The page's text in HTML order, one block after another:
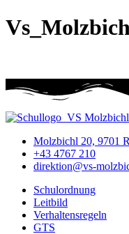
Molzbichl 20, 9701
+43 4767 210
direktion@vs-
Schulordnung
Leitbild
Verhaltensregeln
GTS